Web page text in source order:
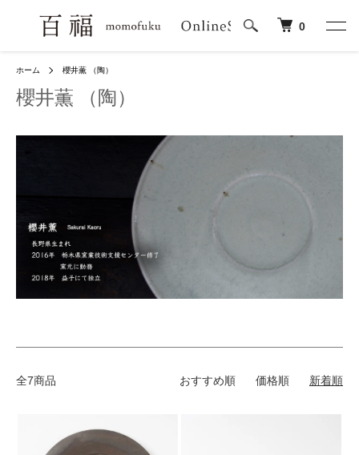
0
ホーム 櫻井薫 （陶）
櫻井薫 （陶）
全7商品 おすすめ順 価格順 新着順